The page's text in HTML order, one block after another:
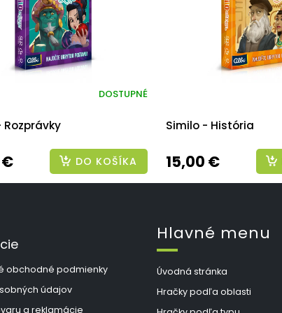
Rozprávky
DOSTUPNÉ
€ DO KOŠÍKA
Similo - História
15,00 €
obchodné podmienky
údajov
a reklamácie
Hlavné menu
Úvodná stránka
Hračky podľa oblasti